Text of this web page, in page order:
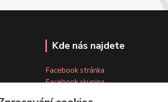
Kde nás najdete
Facebook stránka
Facebook skupina